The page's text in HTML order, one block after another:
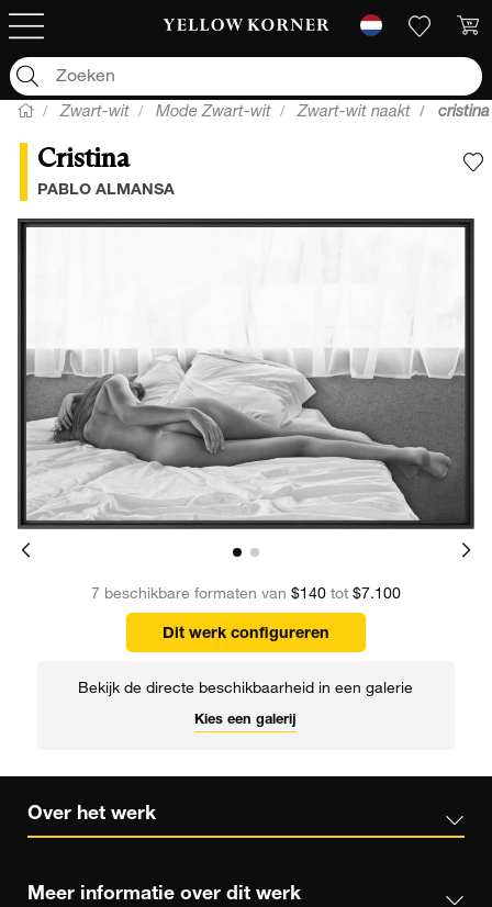
Zwart-wit Mode Zwart-wit Zwart-wit naakt cristina
Cristina
PABLO ALMANSA
7 beschikbare formaten van $140 tot $7.100
Dit werk configureren
Bekijk de directe beschikbaarheid in een galerie
Kies een galerij
Over het werk
Meer informatie over dit werk